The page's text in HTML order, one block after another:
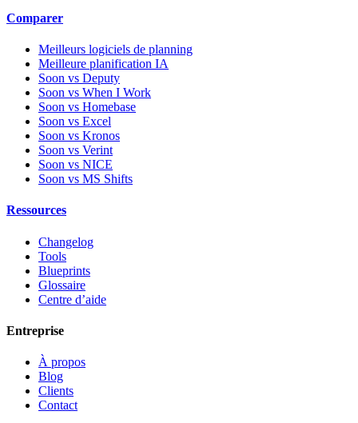
Comparer
Meilleurs logiciels de planning
Meilleure planification IA
Soon vs Deputy
Soon vs When I Work
Soon vs Homebase
Soon vs Excel
Soon vs Kronos
Soon vs Verint
Soon vs NICE
Soon vs MS Shifts
Ressources
Changelog
Tools
Blueprints
Glossaire
Centre d’aide
Entreprise
À propos
Blog
Clients
Contact